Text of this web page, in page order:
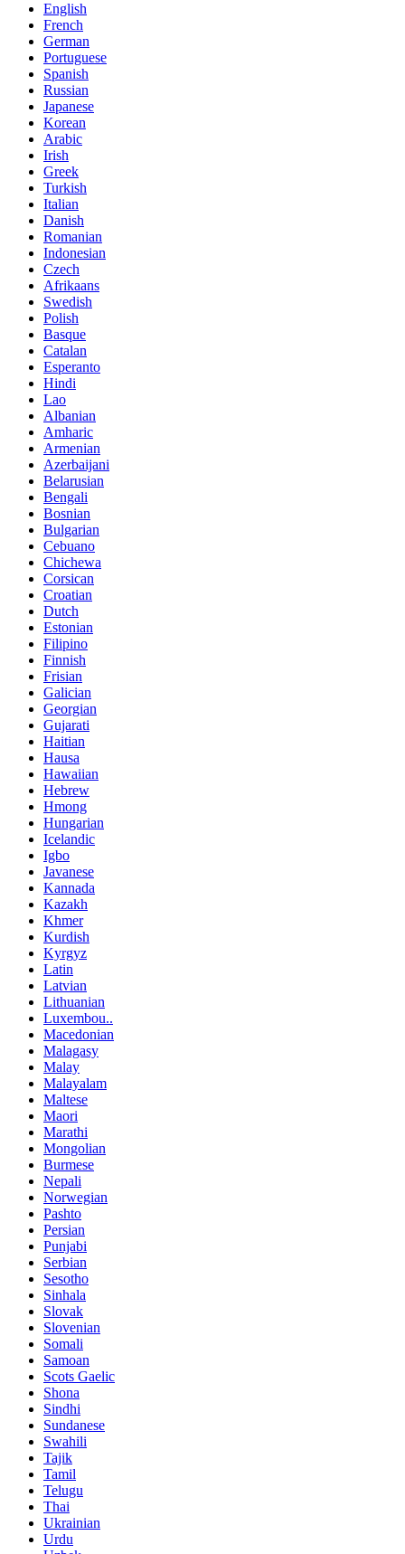
English
French
German
Portuguese
Spanish
Russian
Japanese
Korean
Arabic
Irish
Greek
Turkish
Italian
Danish
Romanian
Indonesian
Czech
Afrikaans
Swedish
Polish
Basque
Catalan
Esperanto
Hindi
Lao
Albanian
Amharic
Armenian
Azerbaijani
Belarusian
Bengali
Bosnian
Bulgarian
Cebuano
Chichewa
Corsican
Croatian
Dutch
Estonian
Filipino
Finnish
Frisian
Galician
Georgian
Gujarati
Haitian
Hausa
Hawaiian
Hebrew
Hmong
Hungarian
Icelandic
Igbo
Javanese
Kannada
Kazakh
Khmer
Kurdish
Kyrgyz
Latin
Latvian
Lithuanian
Luxembou..
Macedonian
Malagasy
Malay
Malayalam
Maltese
Maori
Marathi
Mongolian
Burmese
Nepali
Norwegian
Pashto
Persian
Punjabi
Serbian
Sesotho
Sinhala
Slovak
Slovenian
Somali
Samoan
Scots Gaelic
Shona
Sindhi
Sundanese
Swahili
Tajik
Tamil
Telugu
Thai
Ukrainian
Urdu